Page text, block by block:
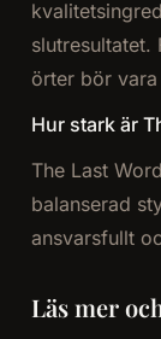
slutresultatet.
örter bör
Hur stark är
The Last
balanserad
ansvarsfullt
Läs mer